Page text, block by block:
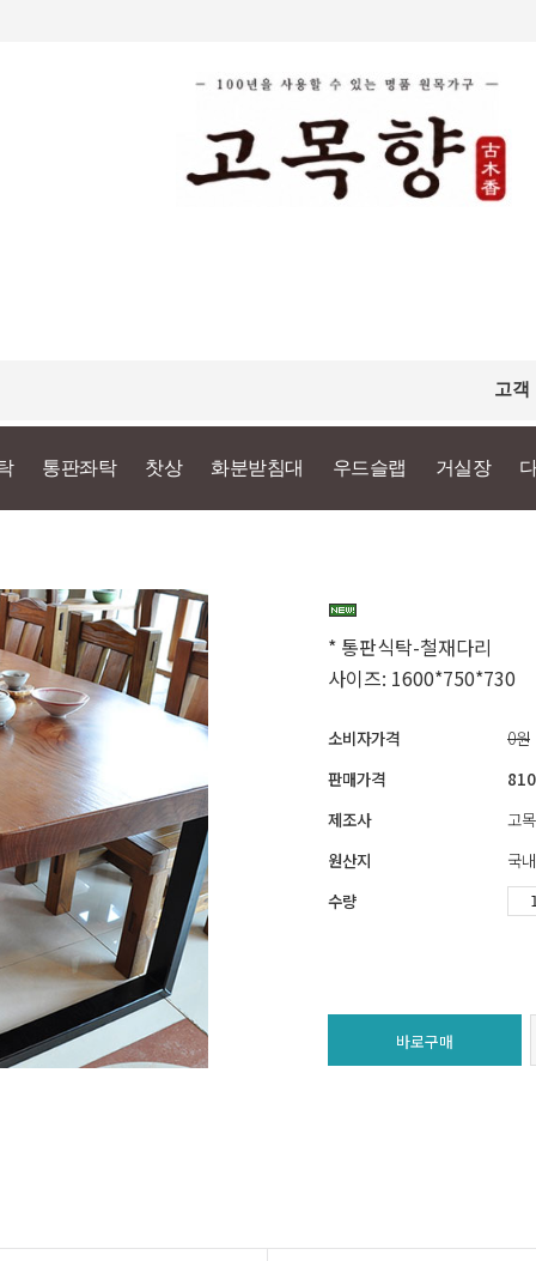
고
통판좌탁 찻상 화분받침대 우드슬랩 거실장
* 통판식탁-철재다리
사이즈: 1600*750*730
소비자가격
0원
판매가격
제조사
고
원산지
국
수량
바로구매